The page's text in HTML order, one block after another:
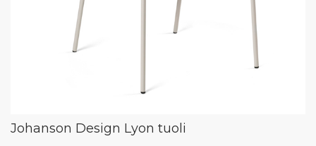
Johanson Design Lyon tuoli